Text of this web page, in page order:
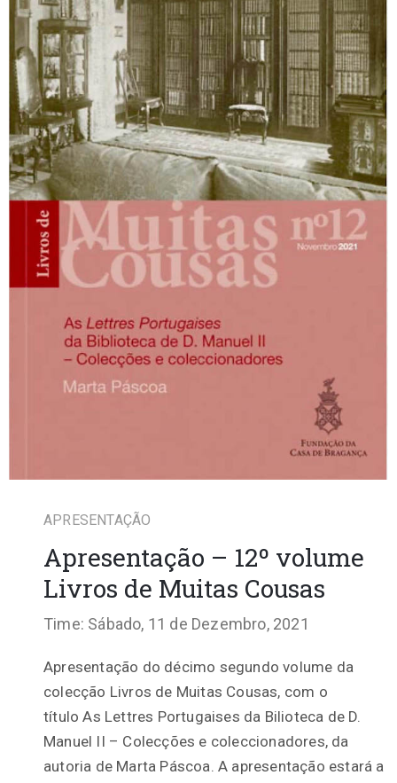
APRESENTAÇÃO
Apresentação – 12º volume
Livros de Muitas Cousas
Time: Sábado, 11 de Dezembro, 2021
Apresentação do décimo segundo volume da
colecção Livros de Muitas Cousas, com o
título As Lettres Portugaises da Bilioteca de D.
Manuel II – Colecções e coleccionadores, da
autoria de Marta Páscoa. A apresentação estará a